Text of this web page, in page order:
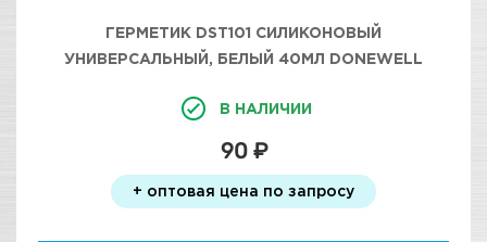
ГЕРМЕТИК DST101 СИЛИКОНОВЫЙ
УНИВЕРСАЛЬНЫЙ, БЕЛЫЙ 40МЛ DONEWELL
В НАЛИЧИИ
90 ₽
+ оптовая цена по запросу